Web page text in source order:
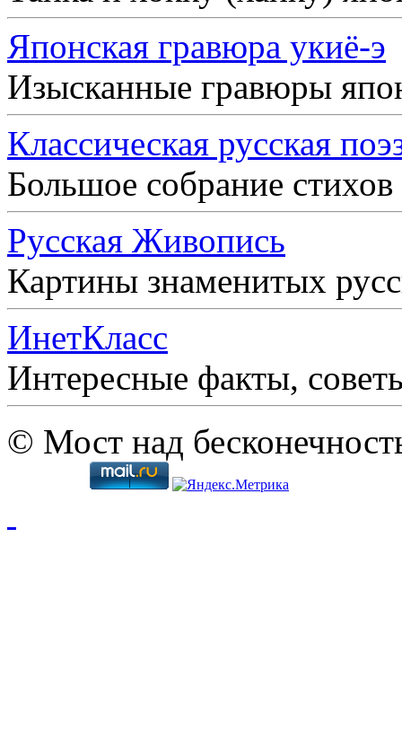
Японская гравюра укиё-э
Изысканные гравюры
Классическая русская
Большое собрание
Русская Живопись
Картины знаменитых
ИнетКласс
Интересные факты,
© Мост над